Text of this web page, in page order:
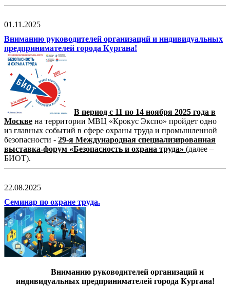
01.11.2025
Вниманию руководителей организаций и индивидуальных
предпринимателей города Кургана!
В период с 11 по 14 ноября 2025 года в
Москве на территории МВЦ «Крокус Экспо» пройдет одно
из главных событий в сфере охраны труда и промышленной
безопасности - 29-я Международная специализированная
выставка-форум «Безопасность и охрана труда» (далее –
БИОТ).
22.08.2025
Семинар по охране труда.
Вниманию руководителей организаций и
индивидуальных предпринимателей города Кургана!